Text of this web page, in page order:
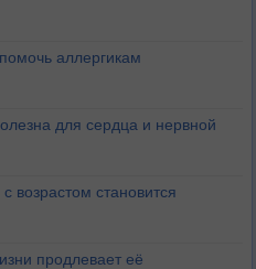
аллергикам
для сердца и нервной
возрастом становится
продлевает её